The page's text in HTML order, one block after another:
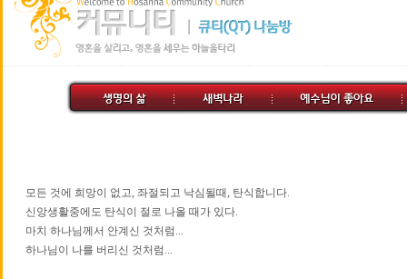
모든 것에 희망이 없고, 좌절되고 낙심될때, 탄식합니다.
신앙생활중에도 탄식이 절로 나올 때가 있다.
마치 하나님께서 안계신 것처럼...
하나님이 나를 버리신 것처럼...